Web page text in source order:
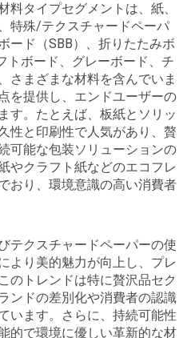
料タイプセグメントは、紙、
特殊/テクスチャードペーパ
ード（SBB）、折りたたみボ
トボード、グレーボード、チ
さまざまな材料を含んでいま
を提供し、エンドユーザーの
す。たとえば、板紙とソリッ
性と印刷性で人気があり、贅
可能な包装ソリューションの
やクラフト紙などのエコフレ
おり、環境意識の高い消費者
テクスチャードペーパーの使
より美的魅力が向上し、プレ
のトレンドは特に贅沢品セク
ンドの差別化や消費者の認識
います。さらに、持続可能性
的で環境に優しい革新的な材